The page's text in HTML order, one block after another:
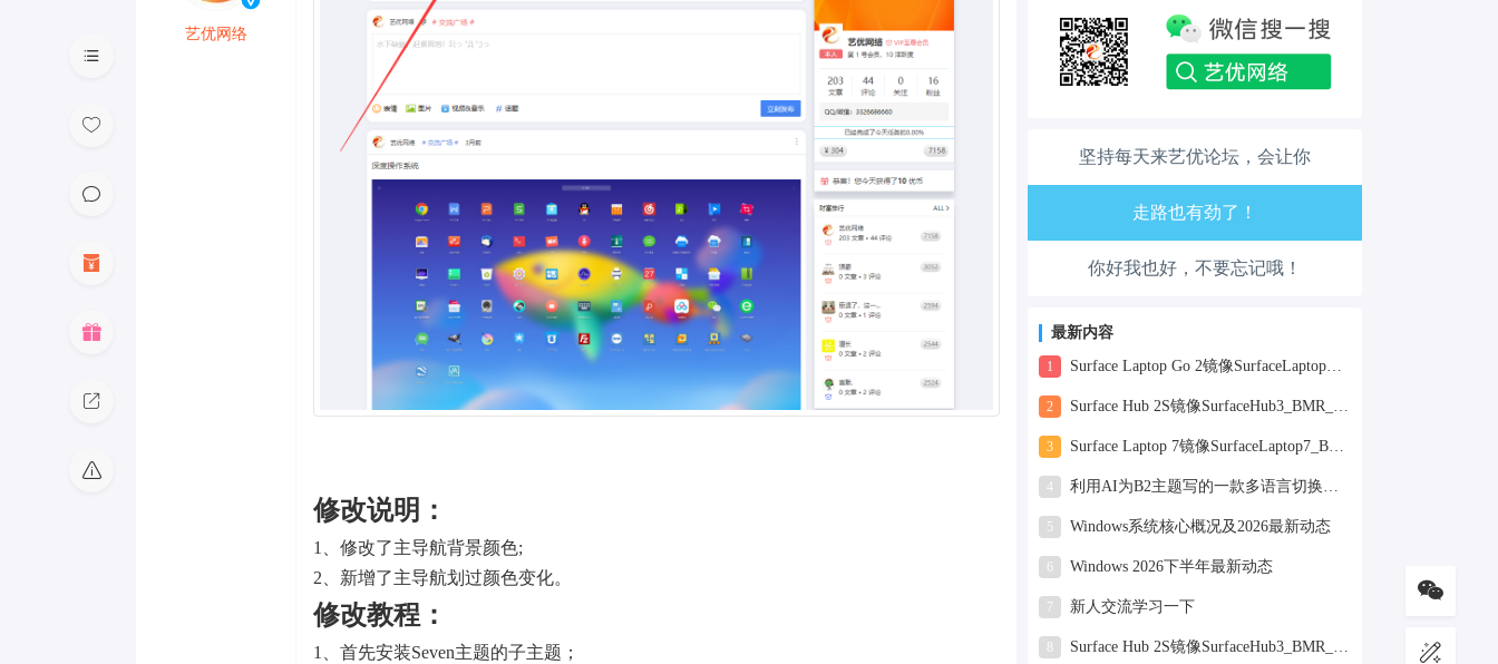
艺优网络
修改说明：
1、修改了主导航背景颜色;
2、新增了主导航划过颜色变化。
修改教程：
1、首先安装Seven主题的子主题；
坚持每天来艺优论坛，会让你
工作也轻松了！
心情也舒畅了！
走路也有劲了！
腿也不痛了！
你好我也好，不要忘记哦！
最新内容
1 Surface Laptop Go 2镜像SurfaceLaptopGo2_BMR_42032_2026.507.11898505.zip网盘下载
2 Surface Hub 2S镜像SurfaceHub3_BMR_155000_2026.420.11870147.zip网盘下载
3 Surface Laptop 7镜像SurfaceLaptop7_BMR_12010_2025.1009.12069254.zip网盘下载
4 利用AI为B2主题写的一款多语言切换插件
5 Windows系统核心概况及2026最新动态
6 Windows 2026下半年最新动态
7 新人交流学习一下
8 Surface Hub 2S镜像SurfaceHub3_BMR_155000_2025.819.11244626.zip网盘下载